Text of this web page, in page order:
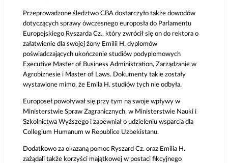
Przeprowadzone śledztwo CBA dostarczyło także dowodów
dotyczących sprawy ówczesnego europosła do Parlamentu
Europejskiego Ryszarda Cz., który zwrócił się on do rektora o
załatwienie dla swojej żony Emilii H. dyplomów
poświadczających ukończenie studiów podyplomowych
Executive Master of Business Administration, Zarządzanie w
Agrobiznesie i Master of Laws. Dokumenty takie zostały
wystawione mimo, że Emila H. studiów tych nie odbyła.
Europoseł powoływał się przy tym na swoje wpływy w
Ministerstwie Spraw Zagranicznych, w Ministerstwie Nauki i
Szkolnictwa Wyższego i zapewniał o udzieleniu wsparcia dla
Collegium Humanum w Republice Uzbekistanu.
Dodatkowo za okazaną pomoc Ryszard Cz. oraz Emilia H.
zażądali także korzyści majątkowej w postaci fikcyjnego